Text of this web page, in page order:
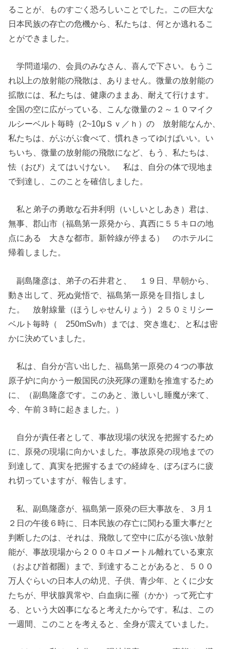
ることが、ものすごく恐ろしいことでした。この巨大な
日本民族の存亡の危機から、私たちは、何とか逃れるこ
とができました。
学問道場の、会員のみなさん、喜んで下さい。もうこ
れ以上の放射能の飛散は、ありません。微量の放射能の
拡散には、私たちは、健康のままあ、耐えて行けます。
全国の空に広がっている、こんな微量の２～１０マイク
ルシーベルト毎時（2~10μＳｖ／ｈ）の 放射能なんか、
私たちは、がぶがぶ食べて、慣れきってゆけばいい。い
ちいち、微量の放射能の飛散になど、もう、私たちは、
怯（おび）えてはいけない。 私は、自分の体で現地ま
で到達し、このことを確信しました。
私と弟子の勇敢な石井利明（いしいとしあき）君は、
無事、郡山市（福島第一原発から、真西に５５キロの地
点にある 大きな都市。新幹線が停まる） のホテルに
帰着しました。
副島隆彦は、弟子の石井君と、 １９日、早朝から、
動き出して、死ぬ覚悟で、福島第一原発を目指しまし
た。 放射線量（ほうしゃせんりょう）２５０ミリシー
ベルト毎時（ 250mSv/h）までは、突き進む、と私は密
かに決めていました。
私は、自分が言い出した、福島第一原発の４つの事故
原子炉に向かう一般国民の決死隊の運動を推進するため
に、（副島隆彦です。このあと、激しいし睡魔が来て、
今、午前３時に起きました。）
自分が責任者として、事故現場の状況を把握するため
に、原発の現場に向かいました。事故原発の現地までの
到達して、真実を把握するまでの経緯を、ぼろぼろに疲
れ切っていますが、報告します。
私、副島隆彦が、福島第一原発の巨大事故を、３月１
２日の午後６時に、日本民族の存亡に関わる重大事だと
判断したのは、それは、飛散して空中に広がる強い放射
能が、事故現場から２００キロメートル離れている東京
（および首都圏）まで、到達することがあると、５００
万人ぐらいの日本人の幼児、子供、青少年、とくに少女
たちが、甲状腺異常や、白血病に罹（かか）って死亡す
る、という大凶事になると考えたからです。私は、この
一週間、このことを考えると、全身が震えていました。